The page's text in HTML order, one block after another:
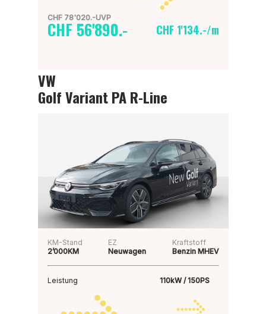
CHF 78'020.-UVP
CHF 56'890.- CHF 1'134.-/m
VW
Golf Variant PA R-Line
KM-Stand
2’000KM
EZ
Neuwagen
Kraftstoff
Benzin MHEV
Leistung 110kW / 150PS